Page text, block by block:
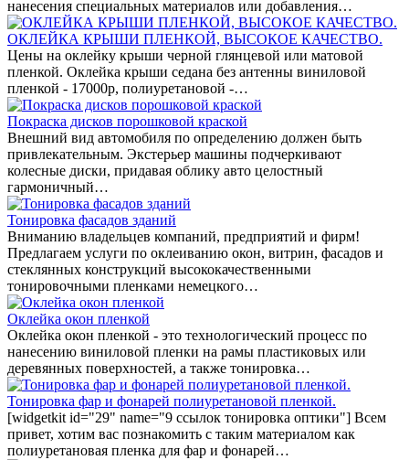
нанесения специальных материалов или добавления…
ОКЛЕЙКА КРЫШИ ПЛЕНКОЙ, ВЫСОКОЕ КАЧЕСТВО.
Цены на оклейку крыши черной глянцевой или матовой
пленкой. Оклейка крыши седана без антенны виниловой
пленкой - 17000р, полиуретановой -…
Покраска дисков порошковой краской
Внешний вид автомобиля по определению должен быть
привлекательным. Экстерьер машины подчеркивают
колесные диски, придавая облику авто целостный
гармоничный…
Тонировка фасадов зданий
Вниманию владельцев компаний, предприятий и фирм!
Предлагаем услуги по оклеиванию окон, витрин, фасадов и
стеклянных конструкций высококачественными
тонировочными пленками немецкого…
Оклейка окон пленкой
Оклейка окон пленкой - это технологический процесс по
нанесению виниловой пленки на рамы пластиковых или
деревянных поверхностей, а также тонировка…
Тонировка фар и фонарей полиуретановой пленкой.
[widgetkit id="29" name="9 ссылок тонировка оптики"] Всем
привет, хотим вас познакомить с таким материалом как
полиуретановая пленка для фар и фонарей…